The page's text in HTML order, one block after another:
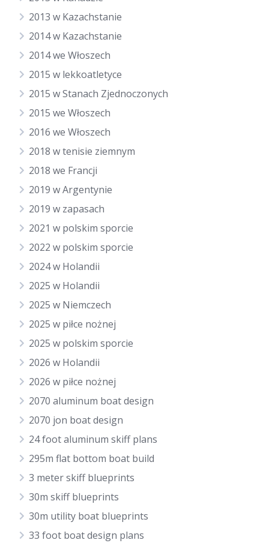
2013 w Kazachstanie
2014 w Kazachstanie
2014 we Włoszech
2015 w lekkoatletyce
2015 w Stanach Zjednoczonych
2015 we Włoszech
2016 we Włoszech
2018 w tenisie ziemnym
2018 we Francji
2019 w Argentynie
2019 w zapasach
2021 w polskim sporcie
2022 w polskim sporcie
2024 w Holandii
2025 w Holandii
2025 w Niemczech
2025 w piłce nożnej
2025 w polskim sporcie
2026 w Holandii
2026 w piłce nożnej
2070 aluminum boat design
2070 jon boat design
24 foot aluminum skiff plans
295m flat bottom boat build
3 meter skiff blueprints
30m skiff blueprints
30m utility boat blueprints
33 foot boat design plans